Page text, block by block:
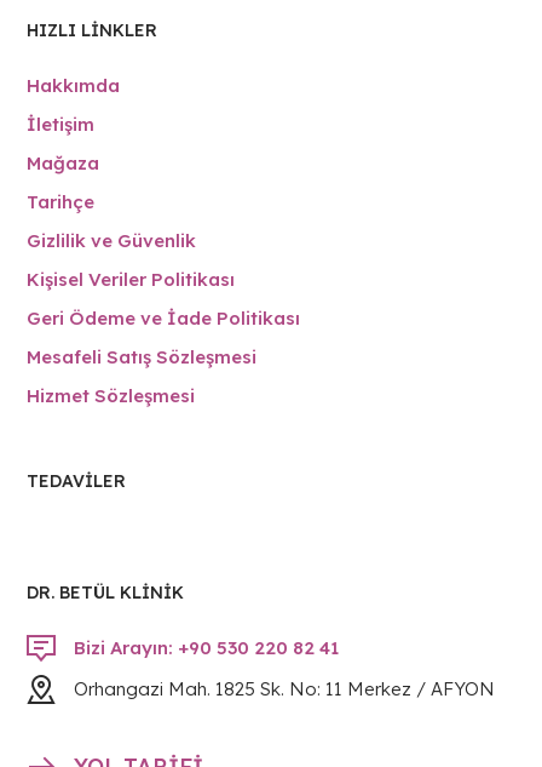
HIZLI LINKLER
Hakkımda
İletişim
Mağaza
Tarihçe
Gizlilik ve Güvenlik
Kişisel Veriler Politikası
Geri Ödeme ve İade Politikası
Mesafeli Satış Sözleşmesi
Hizmet Sözleşmesi
TEDAVILER
DR. BETÜL KLİNİK
Bizi Arayın: +90 530 220 82 41
Orhangazi Mah. 1825 Sk. No: 11 Merkez / AFYON